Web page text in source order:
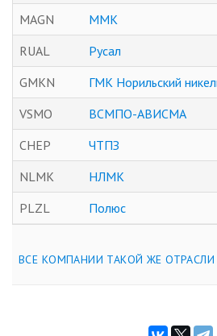
MAGN
ММК
RUAL
Русал
GMKN
ГМК Норильский
VSMO
ВСМПО-АВИСМА
CHEP
ЧТПЗ
NLMK
НЛМК
PLZL
Полюс
ВСЕ КОМПАНИИ ТАКОЙ ЖЕ ОТРАСЛИ